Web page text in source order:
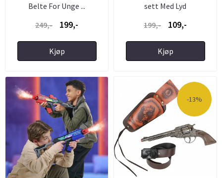
Belte For Unge ...
249,-
199,-
Kjøp
sett Med Lyd
199,-
109,-
Kjøp
-13%